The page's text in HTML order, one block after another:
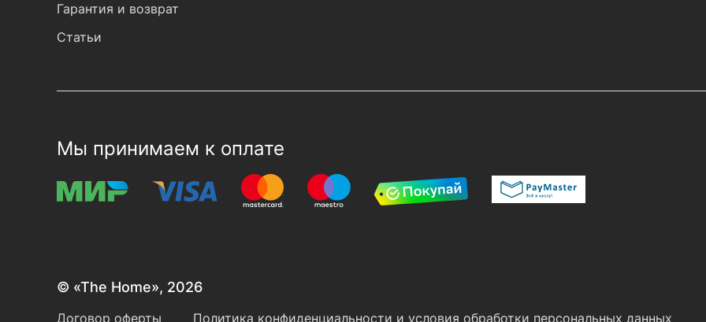
Гарантия и возврат
Статьи
Мы принимаем к оплате
© «The Home», 2026
Договор оферты Политика конфиденциальности и условия обработки персональных данных